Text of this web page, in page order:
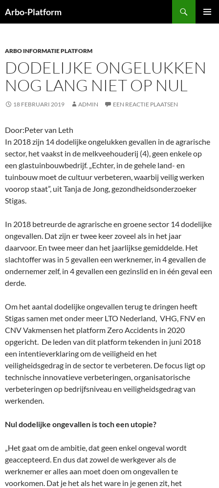
naar
Arbo-Platform
ARBO INFORMATIE PLATFORM
DODELIJKE ONGELUKKEN
NOG LANG NIET OP NUL
18 FEBRUARI 2019 ADMIN EEN REACTIE PLAATSEN
Door:Peter van Leth
In 2018 zijn 14 dodelijke ongelukken gevallen in de agrarische
sector, het vaakst in de melkveehouderij (4), geen enkele op
een glastuinbouwbedrijf. „Echter, in de gehele land- en
tuinbouw moet de cultuur verbeteren, waarbij veilig werken
voorop staat”, uit Tanja de Jong, gezondheidsonderzoeker
Stigas.
In 2018 betreurde de agrarische en groene sector 14 dodelijke
ongevallen. Dat zijn er twee keer zoveel als in het jaar
daarvoor. En twee meer dan het jaarlijkse gemiddelde. Het
slachtoffer was in 5 gevallen een werknemer, in 4 gevallen de
ondernemer zelf, in 4 gevallen een gezinslid en in één geval een
derde.
Om het aantal dodelijke ongevallen terug te dringen heeft
Stigas samen met onder meer LTO Nederland, VHG, FNV en
CNV Vakmensen het platform Zero Accidents in 2020
opgericht. De leden van dit platform tekenden in juni 2018
een intentieverklaring om de veiligheid en het
veiligheidsgedrag in de sector te verbeteren. De focus ligt op
technische innovatieve verbeteringen, organisatorische
verbeteringen op bedrijfsniveau en veiligheidsgedrag van
werkenden.
Nul dodelijke ongevallen is toch een utopie?
„Het gaat om de ambitie, dat geen enkel ongeval wordt
geaccepteerd. En dus dat zowel de werkgever als de
werknemer er alles aan moet doen om ongevallen te
voorkomen. Dat je het als het ware in je genen zit, het